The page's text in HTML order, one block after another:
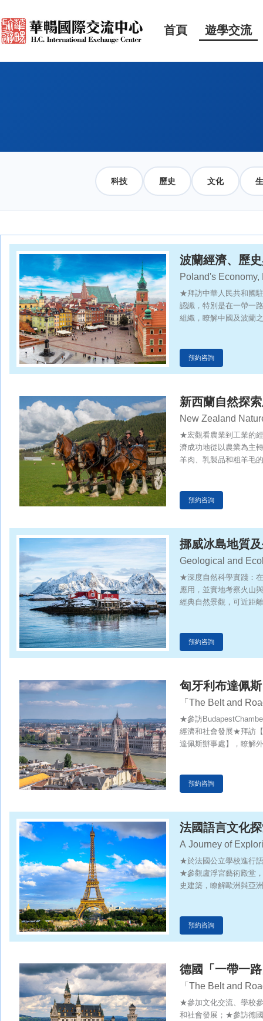
首頁 遊學交流
科技 歷史 文化
波蘭經濟、歷
Poland's
★拜訪中華人民共和國
認識，特別是在一帶一
組織，瞭解中國及波蘭
預約咨詢
新西蘭自然探
New Zealand
★宏觀看農業到工業的
濟成功地從以農業為主
羊肉、乳製品和粗羊毛
大學，學習分享交流，
預約咨詢
挪威冰島地質
Geological and
Norway and Iceland
★深度自然科學實踐：
應用，並實地考察火山
經典自然景觀，可近距
開發與環保理念融入行
培養對可持續發展的關
預約咨詢
匈牙利布達佩
「The Belt and
★參訪
經濟和社會發展★拜訪
達佩斯辦事處】，瞭解
業在中東歐的貿易發展
貿易機遇；
預約咨詢
法國語言文化
A Journey of
★於法國公立學校進行
★參觀盧浮宮藝術殿堂
史建築，瞭解歐洲與亞
預約咨詢
德國「一帶一
「The Belt and
Exchange Journey
★參加文化交流、學校
和社會發展；★參訪德